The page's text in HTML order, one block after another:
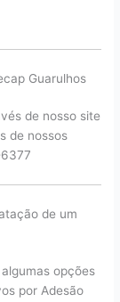
Guarulhos
de nosso site
de nossos
de um
opções
por Adesão